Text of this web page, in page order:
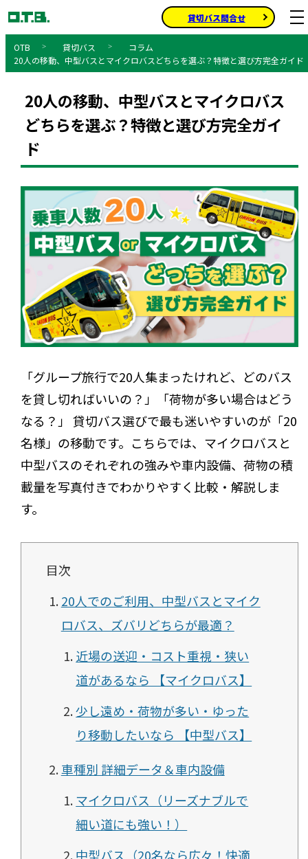
貸切バス問合せ
Home
貸切バス
コラム
20人の移動、中型バスとマイクロバスどちらを選ぶ？特徴と選び方完全ガイド
20人の移動、中型バスとマイクロバス
どちらを選ぶ？特徴と選び方完全ガイ
ド
「グループ旅行で20人集まったけれど、どのバス
を貸し切ればいいの？」「荷物が多い場合はどう
なる？」 貸切バス選びで最も迷いやすいのが「20
名様」の移動です。こちらでは、マイクロバスと
中型バスのそれぞれの強みや車内設備、荷物の積
載量を写真付きでわかりやすく比較・解説しま
す。
目次
20人でのご利用、中型バスとマイク
ロバス、ズバリどちらが最適？
近場の送迎・コスト重視・狭い
道があるなら 【マイクロバス】
少し遠め・荷物が多い・ゆった
り移動したいなら 【中型バス】
車種別 詳細データ＆車内設備
マイクロバス（リーズナブルで
細い道にも強い！）
中型バス（20名なら広々！快適